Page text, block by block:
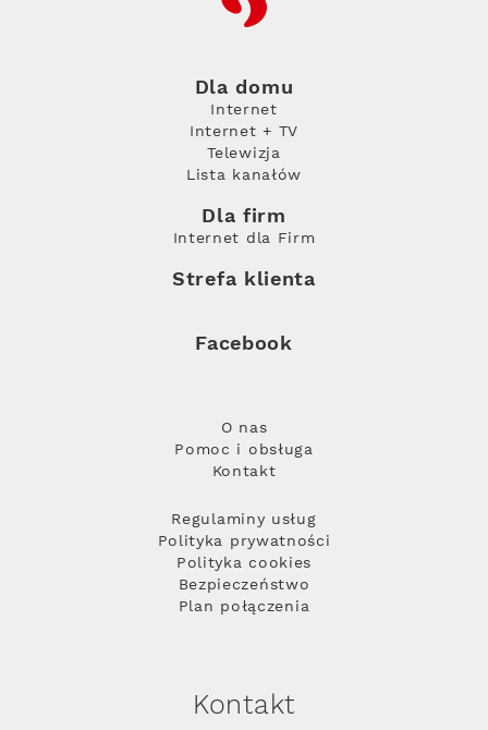
Dla domu
Internet
Internet + TV
Telewizja
Lista kanałów
Dla firm
Internet dla Firm
Strefa klienta
Facebook
O nas
Pomoc i obsługa
Kontakt
Regulaminy usług
Polityka prywatności
Polityka cookies
Bezpieczeństwo
Plan połączenia
Kontakt